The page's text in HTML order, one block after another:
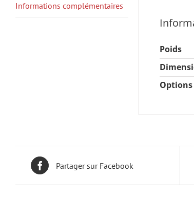
Informations complémentaires
Poids
Options
Partager sur Facebook